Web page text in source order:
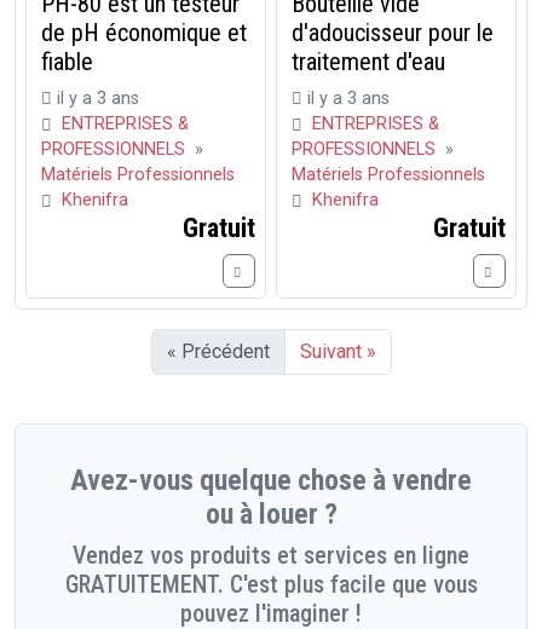
de pH économique et
fiable
il y a 3 ans
ENTREPRISES &
PROFESSIONNELS »
Matériels Professionnels
Khenifra
Gratuit
d'adoucisseur pour le
traitement d'eau
il y a 3 ans
ENTREPRISES &
PROFESSIONNELS »
Matériels Professionnels
Khenifra
Gratuit
« Précédent Suivant »
Avez-vous quelque chose à vendre
ou à louer ?
Vendez vos produits et services en ligne
GRATUITEMENT. C'est plus facile que vous
pouvez l'imaginer !